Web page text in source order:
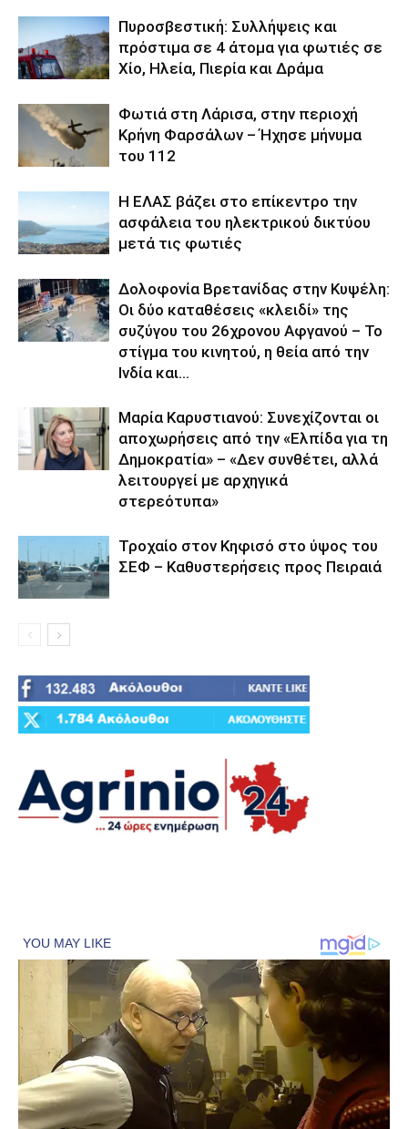
Πυροσβεστική: Συλλήψεις και
πρόστιμα σε 4 άτομα για φωτιές σε
Χίο, Ηλεία, Πιερία και Δράμα
Φωτιά στη Λάρισα, στην περιοχή
Κρήνη Φαρσάλων – Ήχησε μήνυμα
του 112
Η ΕΛΑΣ βάζει στο επίκεντρο την
ασφάλεια του ηλεκτρικού δικτύου
μετά τις φωτιές
Δολοφονία Βρετανίδας στην Κυψέλη:
Οι δύο καταθέσεις «κλειδί» της
συζύγου του 26χρονου Αφγανού – Το
στίγμα του κινητού, η θεία από την
Ινδία και...
Μαρία Καρυστιανού: Συνεχίζονται οι
αποχωρήσεις από την «Ελπίδα για τη
Δημοκρατία» – «Δεν συνθέτει, αλλά
λειτουργεί με αρχηγικά
στερεότυπα»
Τροχαίο στον Κηφισό στο ύψος του
ΣΕΦ – Καθυστερήσεις προς Πειραιά